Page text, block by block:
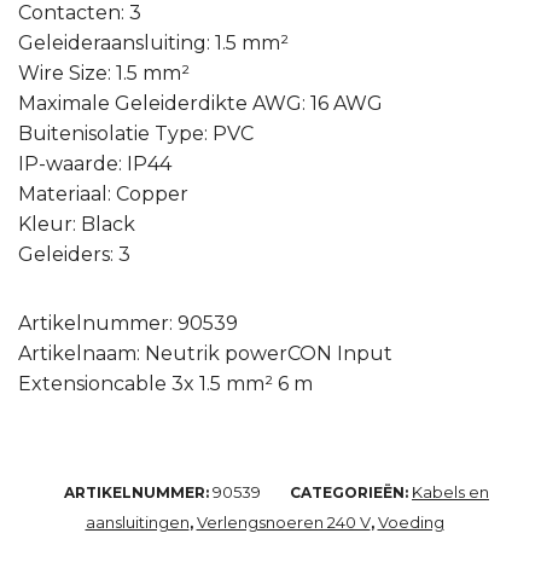
Contacten: 3
Geleideraansluiting: 1.5 mm²
Wire Size: 1.5 mm²
Maximale Geleiderdikte AWG: 16 AWG
Buitenisolatie Type: PVC
IP-waarde: IP44
Materiaal: Copper
Kleur: Black
Geleiders: 3
Artikelnummer: 90539
Artikelnaam: Neutrik powerCON Input
Extensioncable 3x 1.5 mm² 6 m
ARTIKELNUMMER: 90539 CATEGORIEËN: Kabels en
aansluitingen, Verlengsnoeren 240 V, Voeding